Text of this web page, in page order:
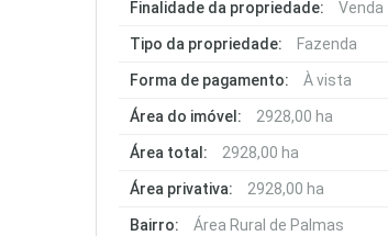
Finalidade da propriedade: Venda
Tipo da propriedade: Fazenda
Forma de pagamento: À vista
Área do imóvel: 2928,00 ha
Área total: 2928,00 ha
Área privativa: 2928,00 ha
Bairro: Área Rural de Palmas